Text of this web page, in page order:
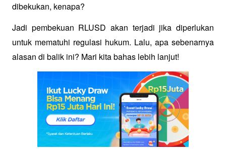
dibekukan, kenapa?
Jadi pembekuan RLUSD akan terjadi jika diperlukan
untuk mematuhi regulasi hukum. Lalu, apa sebenarnya
alasan di balik ini? Mari kita bahas lebih lanjut!